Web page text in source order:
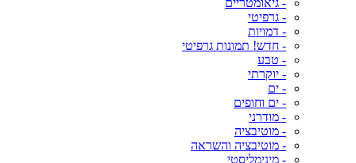
- גיאומטריים
- גרפיטי
- דמויות
- חדש! תמונות גרפיטי
- טבע
- יוקרתי
- ים
- ים וחופים
- מודרני
- מוטיבציה
- מוטיבציה והשראה
- מינימליסטי